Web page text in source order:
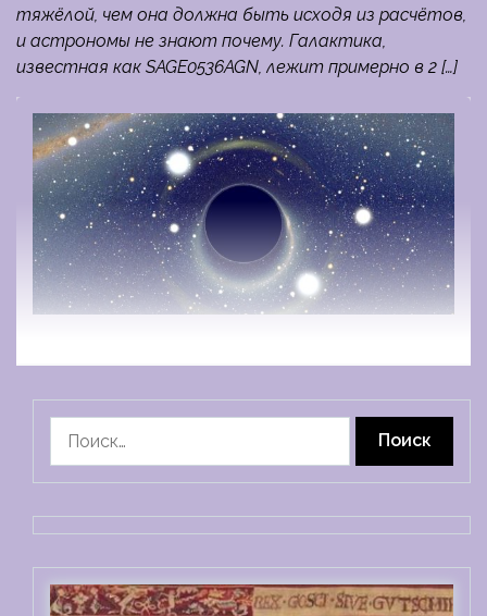
тяжёлой, чем она должна быть исходя из расчётов,
и астрономы не знают почему. Галактика,
известная как SAGE0536AGN, лежит примерно в 2 […]